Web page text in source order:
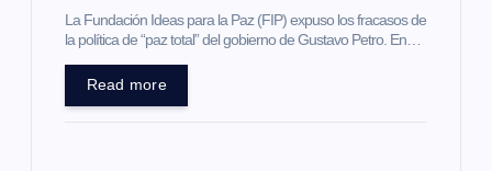
La Fundación Ideas para la Paz (FIP) expuso los fracasos de
la política de “paz total” del gobierno de Gustavo Petro. En…
Read more